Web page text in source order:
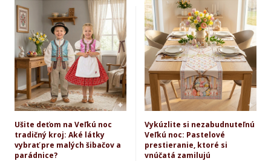
Ušite deťom na Veľkú noc
tradičný kroj: Aké látky
vybrať pre malých šibačov a
parádnice?
Vykúzlite si nezabudnuteľnú
Veľkú noc: Pastelové
prestieranie, ktoré si
vnúčatá zamilujú